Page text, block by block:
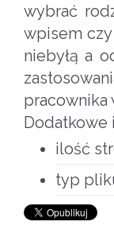
wybrać
wpisem
niebyłą a
pracownika
Dodatkowe
ilość
typ